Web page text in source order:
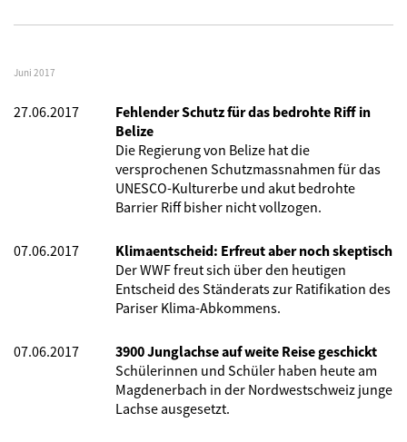
Juni 2017
27.06.2017
Fehlender Schutz für das bedrohte Riff in
Belize
Die Regierung von Belize hat die
versprochenen Schutzmassnahmen für das
UNESCO-Kulturerbe und akut bedrohte
Barrier Riff bisher nicht vollzogen.
07.06.2017
Klimaentscheid: Erfreut aber noch skeptisch
Der WWF freut sich über den heutigen
Entscheid des Ständerats zur Ratifikation des
Pariser Klima-Abkommens.
07.06.2017
3900 Junglachse auf weite Reise geschickt
Schülerinnen und Schüler haben heute am
Magdenerbach in der Nordwestschweiz junge
Lachse ausgesetzt.